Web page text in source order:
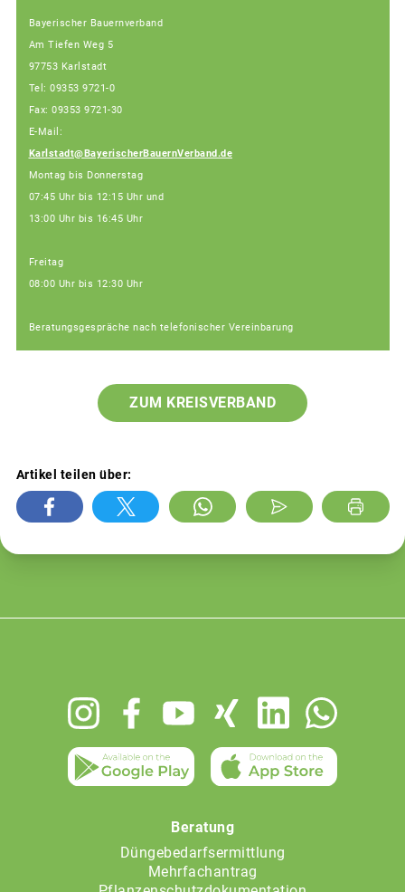
Bayerischer Bauernverband
Am Tiefen Weg 5
97753 Karlstadt
Tel: 09353 9721-0
Fax: 09353 9721-30
E-Mail:
Karlstadt@BayerischerBauernVerband.de
Montag bis Donnerstag
07:45 Uhr bis 12:15 Uhr und
13:00 Uhr bis 16:45 Uhr
Freitag
08:00 Uhr bis 12:30 Uhr
Beratungsgespräche nach telefonischer Vereinbarung
ZUM KREISVERBAND
Artikel teilen über:
Beratung
Düngebedarfsermittlung
Mehrfachantrag